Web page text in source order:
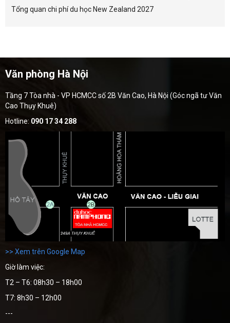
Tổng quan chi phí du học New Zealand 2027
Văn phòng Hà Nội
Tầng 7 Tòa nhà - VP HCMCC số 2B Văn Cao, Hà Nội (Góc ngã tư Văn
Cao Thụy Khuê)
Hotline: 090 17 34 288
>> Xem trên Google Map
Giờ làm việc:
T2 – T6: 08h30 – 18h00
T7: 8h30 – 12h00
---